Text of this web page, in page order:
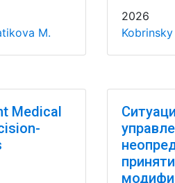
M.
2026
Kobrinsky
Medical